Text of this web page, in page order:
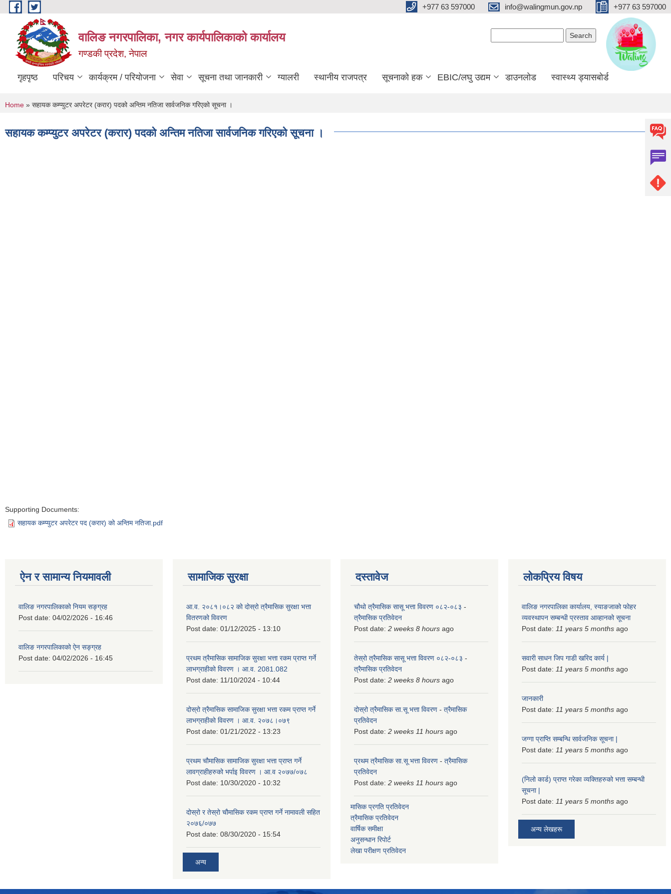
Skip to main content +977 63 597000 info@walingmun.gov.np +977 63 597000
वालिङ नगरपालिका, नगर कार्यपालिकाको कार्यालय
गण्डकी प्रदेश, नेपाल
गृहपृष्ठ परिचय कार्यक्रम / परियोजना सेवा सूचना तथा जानकारी ग्यालरी स्थानीय राजपत्र सूचनाको हक EBIC/लघु उद्यम डाउनलोड स्वास्थ्य ड्यासबोर्ड
You are here
Home » सहायक कम्प्युटर अपरेटर (करार) पदको अन्तिम नतिजा सार्वजनिक गरिएको सूचना ।
सहायक कम्प्युटर अपरेटर (करार) पदको अन्तिम नतिजा सार्वजनिक गरिएको सूचना ।
Supporting Documents:
सहायक कम्प्युटर अपरेटर पद (करार) को अन्तिम नतिजा.pdf
ऐन र सामान्य नियमावली
वालिङ नगरपालिकाको नियम सङ्ग्रह
Post date: 04/02/2026 - 16:46
वालिङ नगरपालिकाको ऐन सङ्ग्रह
Post date: 04/02/2026 - 16:45
सामाजिक सुरक्षा
आ.व. २०८१।०८२ को दोस्रो त्रैमासिक सुरक्षा भत्ता
वितरणको विवरण
Post date: 01/12/2025 - 13:10
प्रथम त्रैमासिक सामाजिक सुरक्षा भत्ता रकम प्राप्त गर्ने
लाभग्राहीको विवरण । आ.व. 2081.082
Post date: 11/10/2024 - 10:44
दोस्रो त्रैमासिक सामाजिक सुरक्षा भत्ता रकम प्राप्त गर्ने
लाभग्राहीको विवरण । आ.व. २०७८।०७९
Post date: 01/21/2022 - 13:23
प्रथम चौमासिक सामाजिक सुरक्षा भत्ता प्राप्त गर्ने
लावग्राहीहरुको भर्पाइ विवरण । आ.व २०७७/०७८
Post date: 10/30/2020 - 10:32
दोस्रो र तेस्रो चौमासिक रकम प्राप्त गर्ने नामावली सहित
२०७६/०७७
Post date: 08/30/2020 - 15:54
अन्य
दस्तावेज
चौथो त्रैमासिक सासू भत्ता विवरण ०८२-०८३ -
त्रैमासिक प्रतिवेदन
Post date: 2 weeks 8 hours ago
तेस्रो त्रैमासिक सासू भत्ता विवरण ०८२-०८३ -
त्रैमासिक प्रतिवेदन
Post date: 2 weeks 8 hours ago
दोस्रो त्रैमासिक सा.सू भत्ता विवरण - त्रैमासिक
प्रतिवेदन
Post date: 2 weeks 11 hours ago
प्रथम त्रैमासिक सा.सू भत्ता विवरण - त्रैमासिक
प्रतिवेदन
Post date: 2 weeks 11 hours ago
मासिक प्रगति प्रतिवेदन
त्रैमासिक प्रतिवेदन
वार्षिक समीक्षा
अनुसन्धान रिपोर्ट
लेखा परीक्षण प्रतिवेदन
लोकप्रिय विषय
वालिङ नगरपालिका कार्यालय, स्याङजाको फोहर
व्यवस्थापन सम्बन्धी प्रस्ताव आव्हानको सूचना
Post date: 11 years 5 months ago
सवारी साधन जिप गाडी खरिद कार्य |
Post date: 11 years 5 months ago
जानकारी
Post date: 11 years 5 months ago
जग्गा प्राप्ति सम्बन्धि सार्वजनिक सूचना |
Post date: 11 years 5 months ago
(निलो कार्ड) प्राप्त गरेका व्यक्तिहरुको भत्ता सम्बन्धी
सूचना |
Post date: 11 years 5 months ago
अन्य लेखहरू